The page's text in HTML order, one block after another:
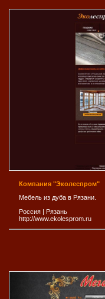
Компания "Эколеспром"
Мебель из дуба в Рязани.
Россия
Рязань
http://www.ekolesprom.ru